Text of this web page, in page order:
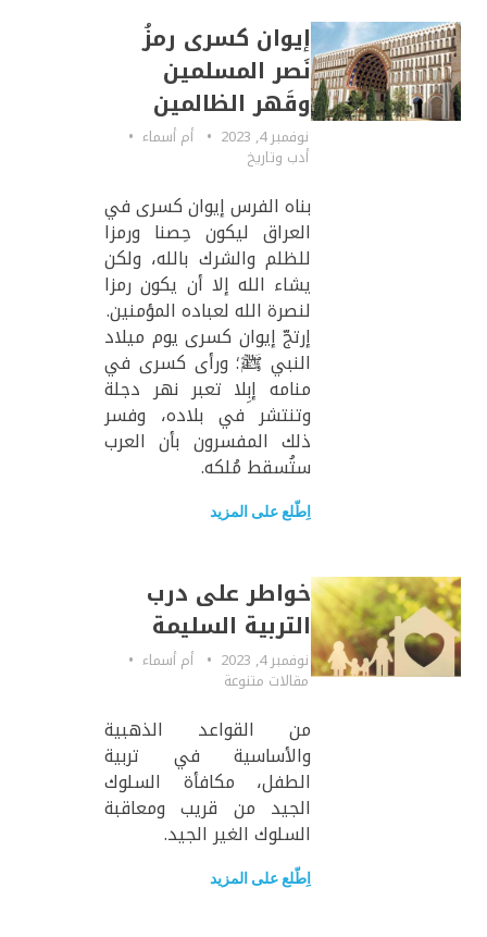
إيوان كسرى رمزُ
نَصر المسلمين
وقَهر الظالمين
نوفمبر 4, 2023 أم أسماء
أدب وتاريخ
بناه الفرس إيوان كسرى في
العراق ليكون حِصنا ورمزا
للظلم والشرك بالله، ولكن
يشاء الله إلا أن يكون رمزا
لنصرة الله لعباده المؤمنين.
إرتجّ إيوان كسرى يوم ميلاد
النبي ﷺ؛ ورأى كسرى في
منامه إبِلا تعبر نهر دجلة
وتنتشر في بلاده، وفسر
ذلك المفسرون بأن العرب
ستُسقط مُلكه.
اِطّلع على المزيد
خواطر على درب
التربية السليمة
نوفمبر 4, 2023 أم أسماء
مقالات متنوعة
من القواعد الذهبية
والأساسية في تربية
الطفل، مكافأة السلوك
الجيد من قريب ومعاقبة
السلوك الغير الجيد.
اِطّلع على المزيد